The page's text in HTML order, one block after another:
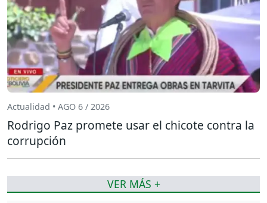
Actualidad • AGO 6 / 2026
Rodrigo Paz promete usar el chicote contra la
corrupción
VER MÁS +